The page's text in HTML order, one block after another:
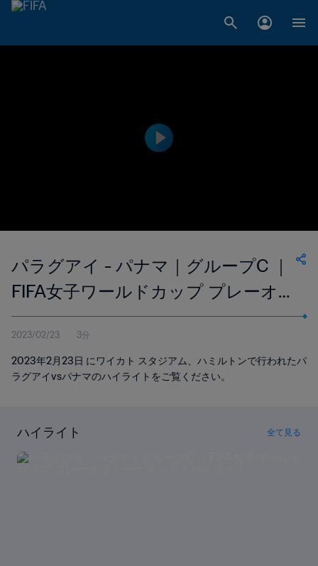
パラグアイ - パナマ｜グループC ｜
FIFA女子ワールドカップ プレーオ
フトーナメント｜ハイライト
2023/02/23 3分
2023年2月23日 にワイカト スタジアム、ハミルトンで行われたパ
ラグアイvsパナマのハイライトをご覧ください。
ハイライト 全て見る